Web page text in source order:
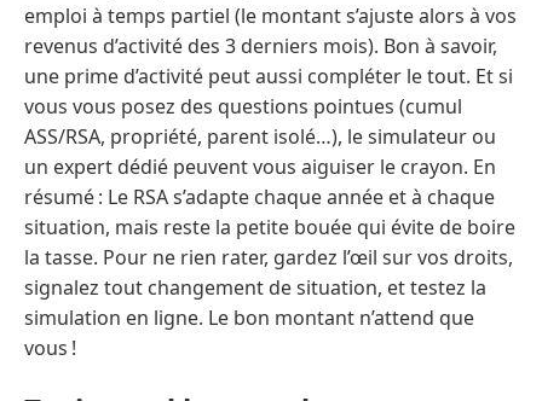
emploi à temps partiel (le montant s’ajuste alors à vos
revenus d’activité des 3 derniers mois). Bon à savoir,
une prime d’activité peut aussi compléter le tout. Et si
vous vous posez des questions pointues (cumul
ASS/RSA, propriété, parent isolé…), le simulateur ou
un expert dédié peuvent vous aiguiser le crayon. En
résumé : Le RSA s’adapte chaque année et à chaque
situation, mais reste la petite bouée qui évite de boire
la tasse. Pour ne rien rater, gardez l’œil sur vos droits,
signalez tout changement de situation, et testez la
simulation en ligne. Le bon montant n’attend que
vous !